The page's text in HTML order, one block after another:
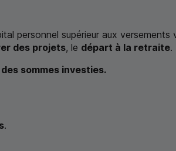
personnel supérieur aux versements
des projets, le départ à la retraite.
sommes investies.
.